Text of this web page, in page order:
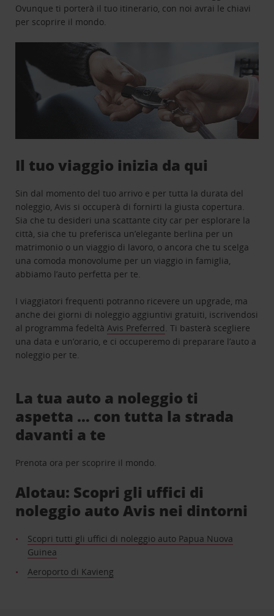
Ovunque ti porterà il tuo itinerario, con noi avrai le chiavi
per scoprire il mondo.
Il tuo viaggio inizia da qui
Sin dal momento del tuo arrivo e per tutta la durata del
noleggio, Avis si occuperà di fornirti la giusta copertura.
Sia che tu desideri una scattante city car per esplorare la
città, sia che tu preferisca un’elegante berlina per un
matrimonio o un viaggio di lavoro, o ancora che tu scelga
una comoda monovolume per un viaggio in famiglia,
abbiamo l’auto perfetta per te.
I viaggiatori frequenti potranno ricevere un upgrade, ma
anche dei giorni di noleggio aggiuntivi gratuiti, iscrivendosi
al programma fedeltàAvis Preferred. Ti basterà scegliere
una data e un’orario, e ci occuperemo di preparare l’auto a
noleggio per te.
La tua auto a noleggio ti
aspetta … con tutta la strada
davanti a te
Prenota ora per scoprire il mondo.
Alotau: Scopri gli uffici di
noleggio auto Avis nei dintorni
Scopri tutti gli uffici di noleggio auto Papua Nuova
Guinea
Aeroporto di Kavieng